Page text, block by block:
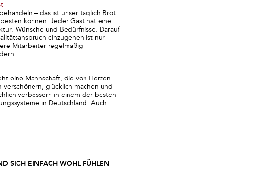
– das ist unser täglich Brot
können. Jeder Gast hat eine
Wünsche und Bedürfnisse. Darauf
einzugehen ist nur
Mitarbeiter regelmäßig
eine Mannschaft, die von Herzen
verschönern, glücklich machen und
verbessern in einem der besten
in Deutschland. Auch
SICH EINFACH WOHL FÜHLEN